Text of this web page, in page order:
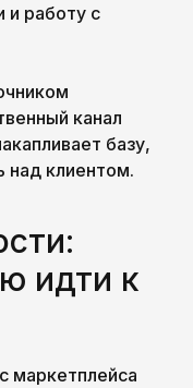
и работу с
канал
базу,
над клиентом.
идти к
маркетплейса